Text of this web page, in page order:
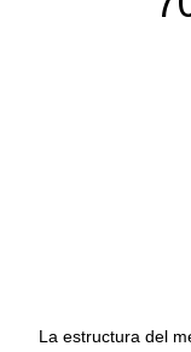
La estructura del